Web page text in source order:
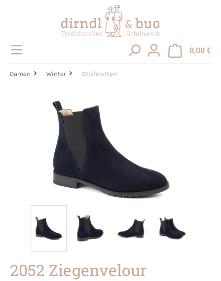
0,00 €
Damen Winter Stiefeletten
Bildergalerie überspringen
2052 Ziegenvelour